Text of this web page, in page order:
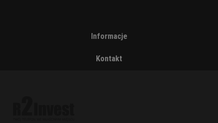
Informacje
Kontakt